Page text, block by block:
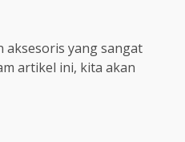
aksesoris yang sangat
artikel ini, kita akan